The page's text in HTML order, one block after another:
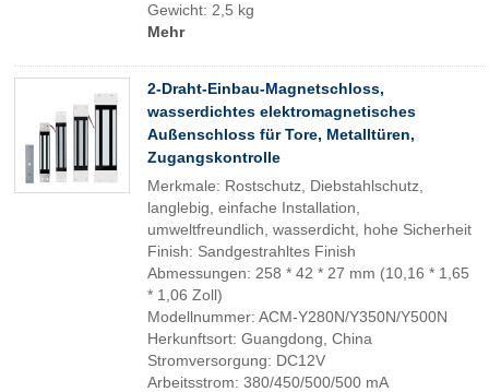
Gewicht: 2,5 kg
Mehr
2-Draht-Einbau-Magnetschloss,
wasserdichtes elektromagnetisches
Außenschloss für Tore, Metalltüren,
Zugangskontrolle
Merkmale: Rostschutz, Diebstahlschutz,
langlebig, einfache Installation,
umweltfreundlich, wasserdicht, hohe Sicherheit
Finish: Sandgestrahltes Finish
Abmessungen: 258 * 42 * 27 mm (10,16 * 1,65
* 1,06 Zoll)
Modellnummer: ACM-Y280N/Y350N/Y500N
Herkunftsort: Guangdong, China
Stromversorgung: DC12V
Arbeitsstrom: 380/450/500/500 mA